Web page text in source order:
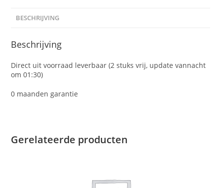
BESCHRIJVING
Beschrijving
Direct uit voorraad leverbaar (2 stuks vrij, update vannacht
om 01:30)
0 maanden garantie
Gerelateerde producten